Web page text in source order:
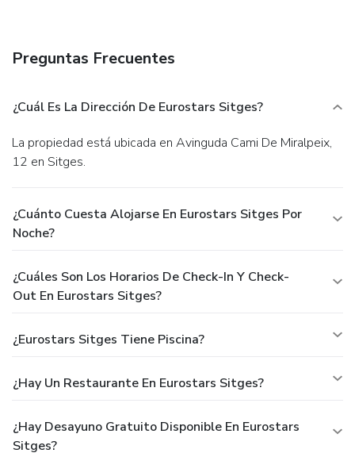
Preguntas Frecuentes
¿Cuál Es La Dirección De Eurostars Sitges?
La propiedad está ubicada en Avinguda Cami De Miralpeix,
12 en Sitges.
¿Cuánto Cuesta Alojarse En Eurostars Sitges Por
Noche?
¿Cuáles Son Los Horarios De Check-In Y Check-
Out En Eurostars Sitges?
¿Eurostars Sitges Tiene Piscina?
¿Hay Un Restaurante En Eurostars Sitges?
¿Hay Desayuno Gratuito Disponible En Eurostars
Sitges?